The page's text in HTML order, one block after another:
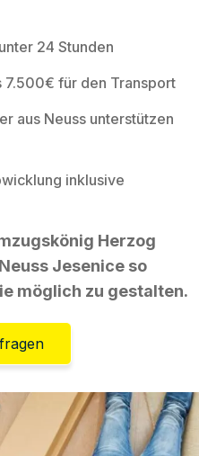
24 Stunden
7.500€ für den Transport
aus Neuss unterstützen
inklusive
Herzog
Jesenice so
möglich zu gestalten.